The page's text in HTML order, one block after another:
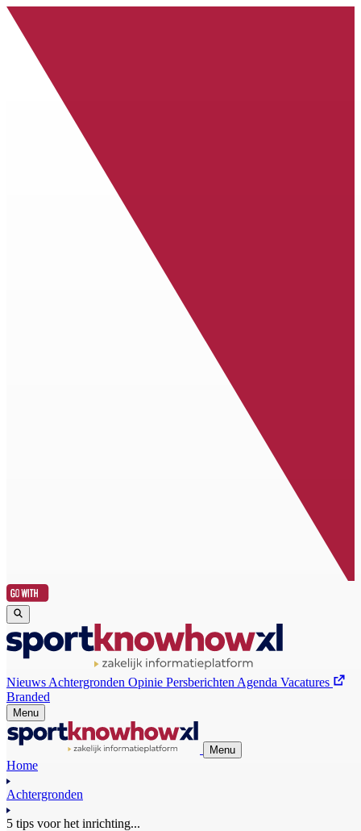
Nieuws Achtergronden Opinie Persberichten Agenda Vacatures
Branded
Menu
Menu
Home
Achtergronden
5 tips voor het inrichting...